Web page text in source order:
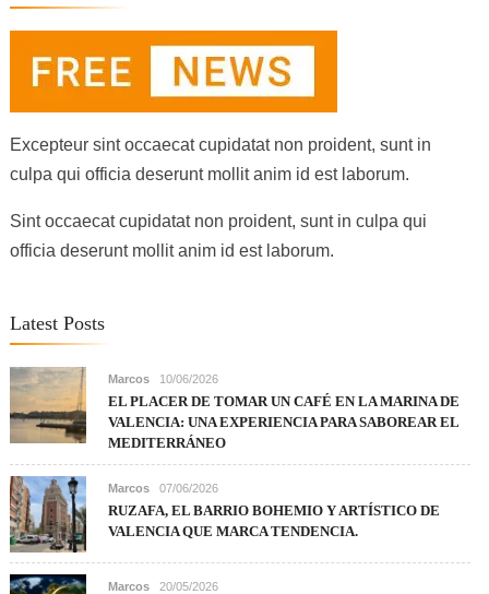
Excepteur sint occaecat cupidatat non proident, sunt in
culpa qui officia deserunt mollit anim id est laborum.
Sint occaecat cupidatat non proident, sunt in culpa qui
officia deserunt mollit anim id est laborum.
Latest Posts
Marcos 10/06/2026
EL PLACER DE TOMAR UN CAFÉ EN LA MARINA DE
VALENCIA: UNA EXPERIENCIA PARA SABOREAR EL
MEDITERRÁNEO
Marcos 07/06/2026
RUZAFA, EL BARRIO BOHEMIO Y ARTÍSTICO DE
VALENCIA QUE MARCA TENDENCIA.
Marcos 20/05/2026